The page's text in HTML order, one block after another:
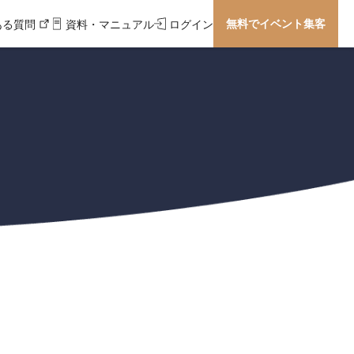
質問 資料・マニュアル ログイン 無料でイベント集客